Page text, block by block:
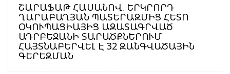
ՇԱՐԱՖԱԹ ՀԱՍԱՆՈՎ. ԵՐԿՐՈՐԴ
ՂԱՐԱԲԱՂՅԱՆ ՊԱՏԵՐԱԶՄԻՑ ՀԵՏՈ
ՕԿՈՒՊԱՑԻԱՅԻՑ ԱԶԱՏԱԳՐՎԱԾ
ԱԴՐԲԵՋԱՆԻ ՏԱՐԱԾՔՆԵՐՈՒՄ
ՀԱՅՏՆԱԲԵՐՎԵԼ Է 32 ԶԱՆԳՎԱԾԱՅԻՆ
ԳԵՐԵԶՄԱՆ